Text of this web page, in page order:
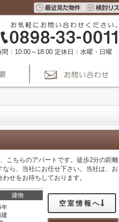
間：10:00～18:00 定休日：水曜・日曜
こちらのアパートです。徒歩2分の距離
ら、当社にお任せ下さい。当社は、お
せをお待ちしております。
建物
年
建
空室情報へ